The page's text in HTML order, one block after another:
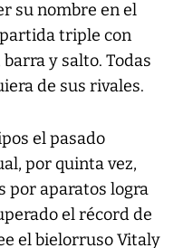
su nombre en el
triple con
y salto. Todas
de sus rivales.
el pasado
por quinta vez,
por aparatos logra
el récord de
el bielorruso Vitaly